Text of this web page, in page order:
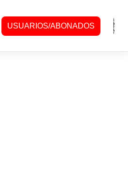
USUARIOS/ABONADOS